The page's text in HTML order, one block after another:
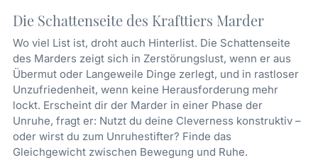
Die Schattenseite des Krafttiers Marder
Wo viel List ist, droht auch Hinterlist. Die Schattenseite
des Marders zeigt sich in Zerstörungslust, wenn er aus
Übermut oder Langeweile Dinge zerlegt, und in rastloser
Unzufriedenheit, wenn keine Herausforderung mehr
lockt. Erscheint dir der Marder in einer Phase der
Unruhe, fragt er: Nutzt du deine Cleverness konstruktiv –
oder wirst du zum Unruhestifter? Finde das
Gleichgewicht zwischen Bewegung und Ruhe.